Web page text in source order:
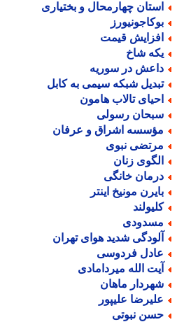
چهارمحال و بختیاری
قیمت
شاخ
در سوریه
شبکه سیمی به کابل
تالاب هامون
رسولی
اشراق و عرفان
نبوی
زنان
خانگی
مونیخ اینتر
شدید هوای تهران
فردوسی
الله میردامادی
ماهان
علیپور
نبوتی